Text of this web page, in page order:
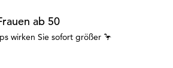
ab 50
wirken Sie sofort größer 🦩